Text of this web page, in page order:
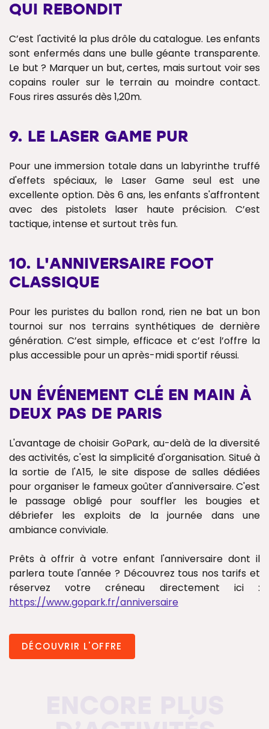
QUI REBONDIT
C’est l'activité la plus drôle du catalogue. Les enfants
sont enfermés dans une bulle géante transparente.
Le but ? Marquer un but, certes, mais surtout voir ses
copains rouler sur le terrain au moindre contact.
Fous rires assurés dès 1,20m.
9. LE LASER GAME PUR
Pour une immersion totale dans un labyrinthe truffé
d'effets spéciaux, le Laser Game seul est une
excellente option. Dès 6 ans, les enfants s'affrontent
avec des pistolets laser haute précision. C’est
tactique, intense et surtout très fun.
10. L'ANNIVERSAIRE FOOT
CLASSIQUE
Pour les puristes du ballon rond, rien ne bat un bon
tournoi sur nos terrains synthétiques de dernière
génération. C’est simple, efficace et c’est l’offre la
plus accessible pour un après-midi sportif réussi.
UN ÉVÉNEMENT CLÉ EN MAIN À
DEUX PAS DE PARIS
L'avantage de choisir GoPark, au-delà de la diversité
des activités, c'est la simplicité d'organisation. Situé à
la sortie de l'A15, le site dispose de salles dédiées
pour organiser le fameux goûter d'anniversaire. C'est
le passage obligé pour souffler les bougies et
débriefer les exploits de la journée dans une
ambiance conviviale.
Prêts à offrir à votre enfant l'anniversaire dont il
parlera toute l'année ? Découvrez tous nos tarifs et
réservez votre créneau directement ici :
https://www.gopark.fr/anniversaire
DÉCOUVRIR L'OFFRE